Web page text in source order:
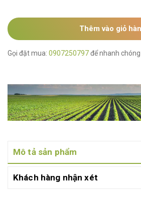
Thêm vào giỏ
Gọi đặt mua: 0907250797để nhanh
Mô tả sản phẩm
Khách hàng nhận xét